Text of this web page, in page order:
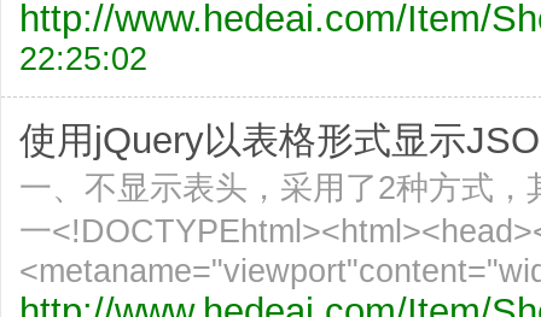
http://www.hedeai.com/Item/
22:25:02
使用jQuery以表格形式显示
一、不显示表头，采用了2种方式
一